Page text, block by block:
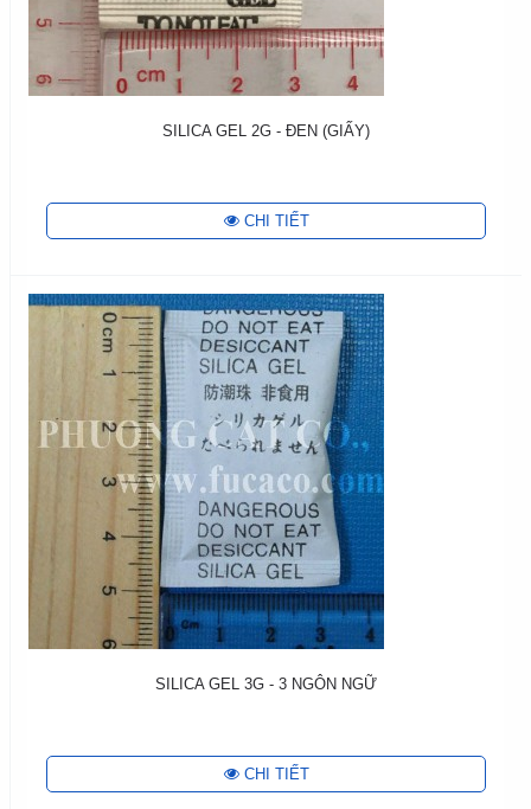
SILICA GEL 2G - ĐEN (GIẤY)
CHI TIẾT
SILICA GEL 3G - 3 NGÔN NGỮ
CHI TIẾT